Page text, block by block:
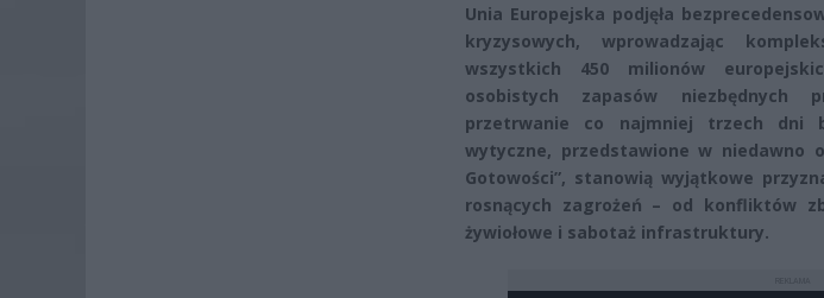
Unia Europejska podjęła
kryzysowych, wprowadzając
wszystkich 450 milionów
osobistych zapasów niezbędnych
przetrwanie co najmniej trzech dni
wytyczne, przedstawione w niedawno
Gotowości”, stanowią wyjątkowe
rosnących zagrożeń – od konfliktów
żywiołowe i sabotaż infrastruktury.